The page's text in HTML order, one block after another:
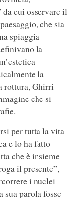
da cui osservare il
che sia
spiaggia
la
la
rottura, Ghirri
che si
per tutta la vita
e lo ha fatto
che è insieme
il presente”,
i nuclei
sua parola fosse